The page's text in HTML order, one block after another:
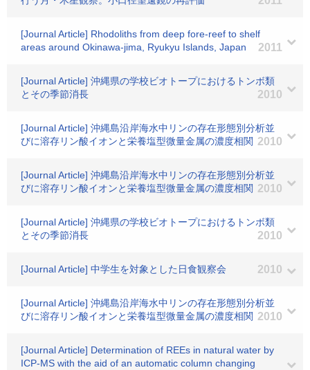
[Journal Article] Rhodoliths from deep fore-reef to shelf
areas around Okinawa-jima, Ryukyu Islands, Japan
2011
[Journal Article] 沖縄県の学校ビオトープにおけるトンボ類
とその季節消長
2010
[Journal Article] 沖縄島沿岸海水中リンの存在形態別分析並
びに溶存リン酸イオンと栄養塩型微量金属の濃度相関 2010
[Journal Article] 沖縄島沿岸海水中リンの存在形態別分析並
びに溶存リン酸イオンと栄養塩型微量金属の濃度相関 2010
[Journal Article] 沖縄県の学校ビオトープにおけるトンボ類
とその季節消長
2010
[Journal Article] 中学生を対象とした日食観察会 2010
[Journal Article] 沖縄島沿岸海水中リンの存在形態別分析並
びに溶存リン酸イオンと栄養塩型微量金属の濃度相関 2010
[Journal Article] Determination of REEs in natural water by
ICP-MS with the aid of an automatic column changing